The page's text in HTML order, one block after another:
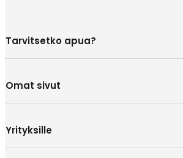
Tarvitsetko apua?
Omat sivut
Yrityksille